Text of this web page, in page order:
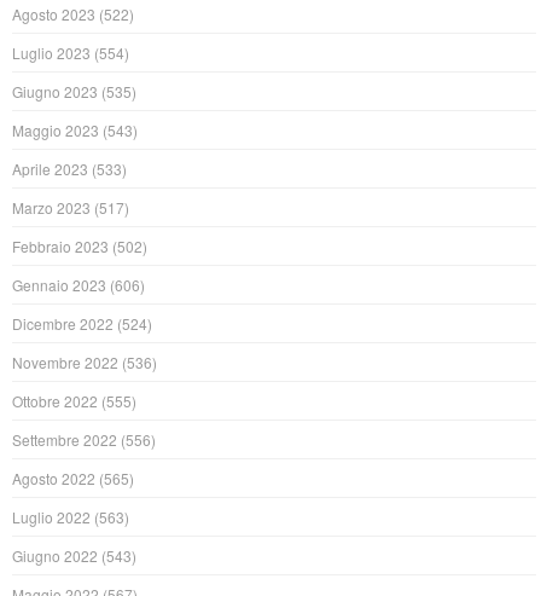
Agosto 2023 (522)
Luglio 2023 (554)
Giugno 2023 (535)
Maggio 2023 (543)
Aprile 2023 (533)
Marzo 2023 (517)
Febbraio 2023 (502)
Gennaio 2023 (606)
Dicembre 2022 (524)
Novembre 2022 (536)
Ottobre 2022 (555)
Settembre 2022 (556)
Agosto 2022 (565)
Luglio 2022 (563)
Giugno 2022 (543)